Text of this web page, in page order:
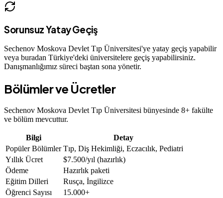
Sorunsuz Yatay Geçiş
Sechenov Moskova Devlet Tıp Üniversitesi'ye yatay geçiş yapabilir
veya buradan Türkiye'deki üniversitelere geçiş yapabilirsiniz.
Danışmanlığımız süreci baştan sona yönetir.
Bölümler ve Ücretler
Sechenov Moskova Devlet Tıp Üniversitesi bünyesinde 8+ fakülte
ve bölüm mevcuttur.
Bilgi
Detay
Popüler Bölümler Tıp, Diş Hekimliği, Eczacılık, Pediatri
Yıllık Ücret
$7.500/yıl (hazırlık)
Ödeme
Hazırlık paketi
Eğitim Dilleri
Rusça, İngilizce
Öğrenci Sayısı
15.000+